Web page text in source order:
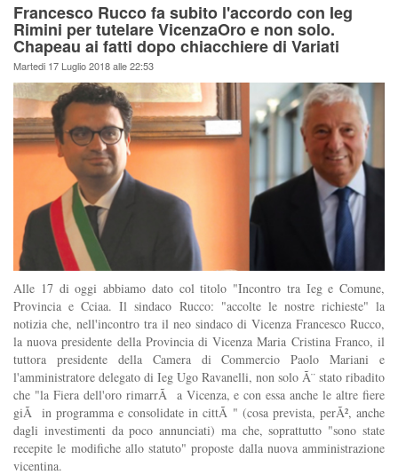
Francesco Rucco fa subito l'accordo con Ieg
Rimini per tutelare VicenzaOro e non solo.
Chapeau ai fatti dopo chiacchiere di Variati
Martedi 17 Luglio 2018 alle 22:53
Alle 17 di oggi abbiamo dato col titolo "Incontro tra Ieg e Comune,
Provincia e Cciaa. Il sindaco Rucco: "accolte le nostre richieste" la
notizia che, nell'incontro tra il neo sindaco di Vicenza Francesco Rucco,
la nuova presidente della Provincia di Vicenza Maria Cristina Franco, il
tuttora presidente della Camera di Commercio Paolo Mariani e
l'amministratore delegato di Ieg Ugo Ravanelli, non solo Ã¨ stato ribadito
che "la Fiera dell'oro rimarrÃ a Vicenza, e con essa anche le altre fiere
giÃ in programma e consolidate in cittÃ " (cosa prevista, perÃ², anche
dagli investimenti da poco annunciati) ma che, soprattutto "sono state
recepite le modifiche allo statuto" proposte dalla nuova amministrazione
vicentina.